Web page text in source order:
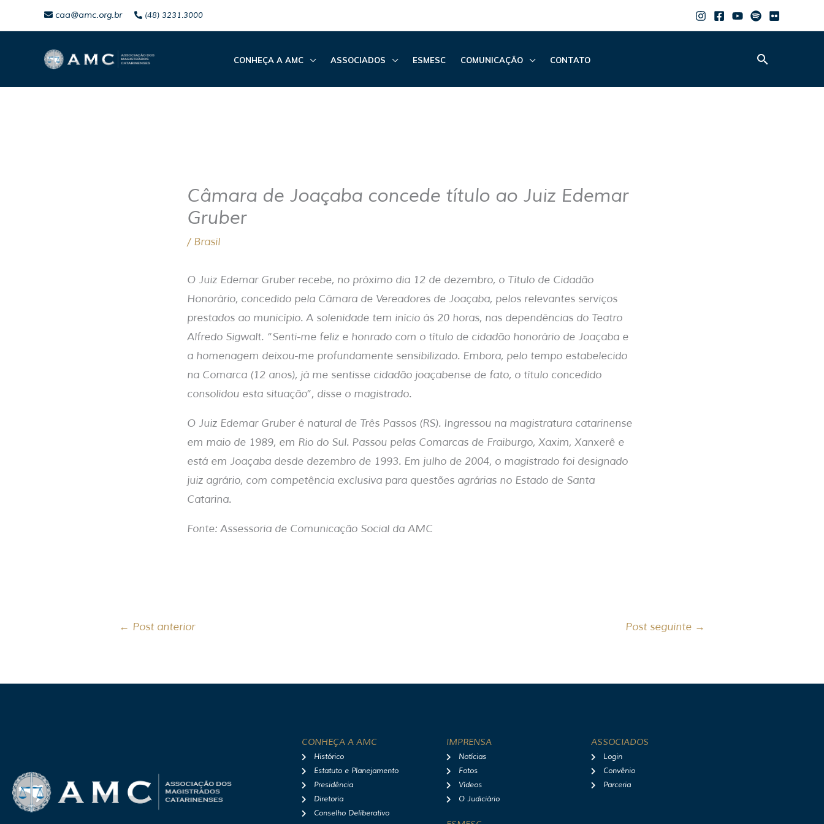
conteúdo
caa@amc.org.br (48) 3231.3000
CONHEÇA A AMC ASSOCIADOS ESMESC COMUNICAÇÃO CONTATO Pesquisar
Câmara de Joaçaba concede título ao Juiz Edemar
Gruber
/ Brasil
O Juiz Edemar Gruber recebe, no próximo dia 12 de dezembro, o Título de Cidadão
Honorário, concedido pela Câmara de Vereadores de Joaçaba, pelos relevantes serviços
prestados ao município. A solenidade tem início às 20 horas, nas dependências do Teatro
Alfredo Sigwalt. “Senti-me feliz e honrado com o título de cidadão honorário de Joaçaba e
a homenagem deixou-me profundamente sensibilizado. Embora, pelo tempo estabelecido
na Comarca (12 anos), já me sentisse cidadão joaçabense de fato, o título concedido
consolidou esta situação”, disse o magistrado.
O Juiz Edemar Gruber é natural de Três Passos (RS). Ingressou na magistratura catarinense
em maio de 1989, em Rio do Sul. Passou pelas Comarcas de Fraiburgo, Xaxim, Xanxerê e
está em Joaçaba desde dezembro de 1993. Em julho de 2004, o magistrado foi designado
juiz agrário, com competência exclusiva para questões agrárias no Estado de Santa
Catarina.
Fonte: Assessoria de Comunicação Social da AMC
← Post anterior Post seguinte →
CONHEÇA A AMC
Histórico
Estatuto e Planejamento
Presidência
Diretoria
Conselho Deliberativo
IMPRENSA
Notícias
Fotos
Vídeos
O Judiciário
ASSOCIADOS
Login
Convênio
Parceria